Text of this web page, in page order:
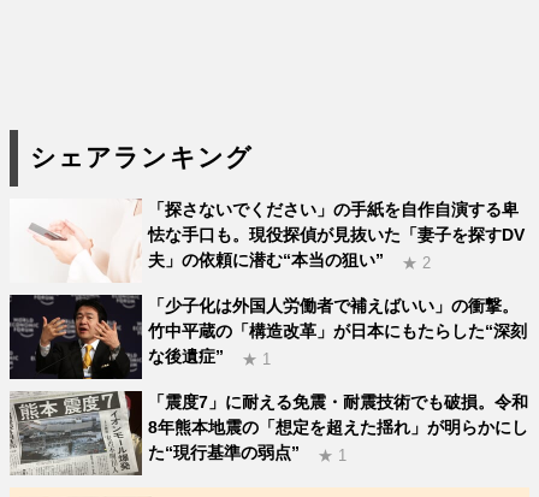
シェアランキング
「探さないでください」の手紙を自作自演する卑
怯な手口も。現役探偵が見抜いた「妻子を探すDV
夫」の依頼に潜む“本当の狙い”
★ 2
「少子化は外国人労働者で補えばいい」の衝撃。
竹中平蔵の「構造改革」が日本にもたらした“深刻
な後遺症”
★ 1
「震度7」に耐える免震・耐震技術でも破損。令和
8年熊本地震の「想定を超えた揺れ」が明らかにし
た“現行基準の弱点”
★ 1